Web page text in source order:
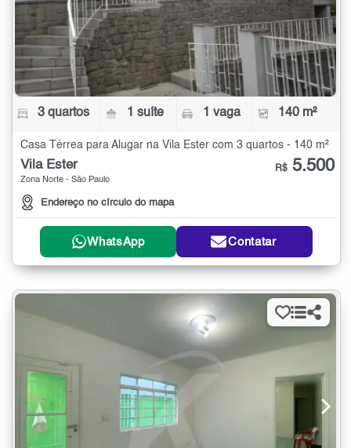
3 quartos 1 suíte 1 vaga 140 m²
Casa Térrea para Alugar na Vila Ester com 3 quartos - 140 m²
Vila Ester
Zona Norte - São Paulo
Endereço no círculo do mapa
R$ 5.500
WhatsApp Contatar